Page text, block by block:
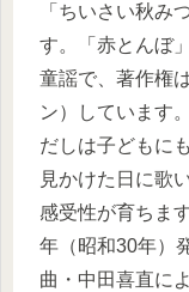
「ちいさい秋み
す。「赤とんぼ
童謡で、著作権
ン）しています
だしは子どもに
見かけた日に歌
感受性が育ちま
年（昭和30年）
曲・中田喜直に